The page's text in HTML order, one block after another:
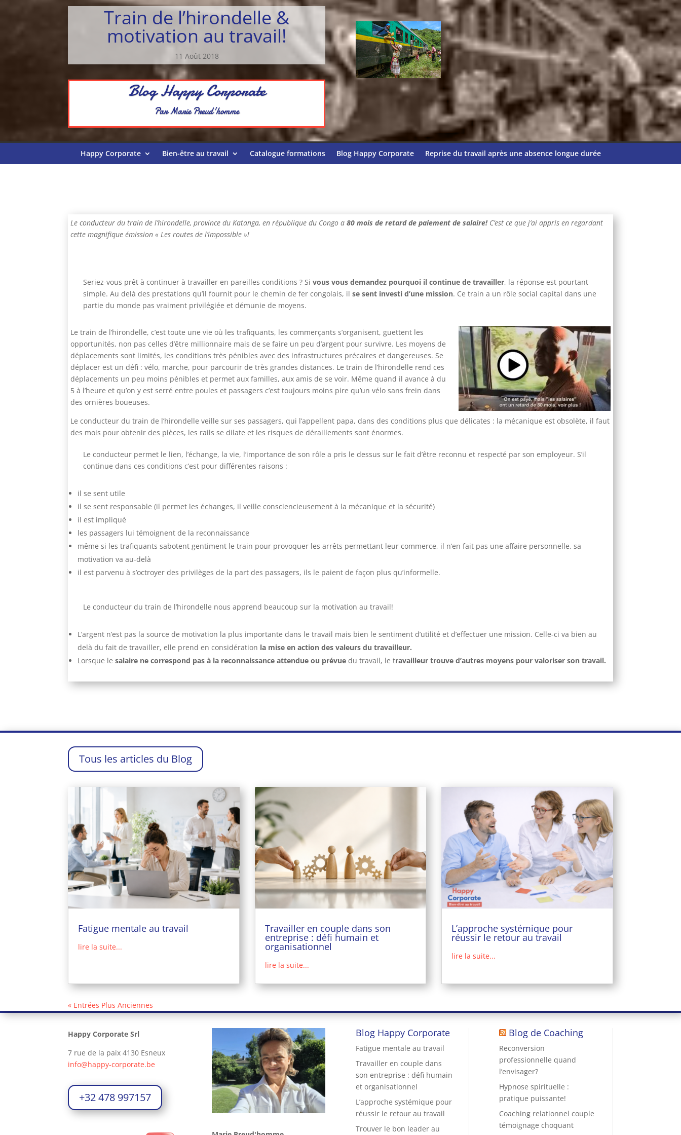
Train de l’hirondelle &
motivation au travail!
11 Août 2018
Blog Happy Corporate
Par Marie Preud'homme
Happy Corporate Bien-être au travail Catalogue formations Blog Happy Corporate Reprise du travail après une absence longue durée
Le conducteur du train de l’hirondelle, province du Katanga, en république du Congo a80 mois de retard de paiement de salaire!C’est ce que j’ai appris en regardant
cette magnifique émission « Les routes de l’impossible »!
Seriez-vous prêt à continuer à travailler en pareilles conditions ? Sivous vous demandez pourquoi il continue de travailler, la réponse est pourtant
simple. Au delà des prestations qu’il fournit pour le chemin de fer congolais, ilse sent investi d’une mission. Ce train a un rôle social capital dans une
partie du monde pas vraiment privilégiée et démunie de moyens.
Le train de l’hirondelle, c’est toute une vie où les trafiquants, les commerçants s’organisent, guettent les
opportunités, non pas celles d’être millionnaire mais de se faire un peu d’argent pour survivre. Les moyens de
déplacements sont limités, les conditions très pénibles avec des infrastructures précaires et dangereuses. Se
déplacer est un défi : vélo, marche, pour parcourir de très grandes distances. Le train de l’hirondelle rend ces
déplacements un peu moins pénibles et permet aux familles, aux amis de se voir. Même quand il avance à du
5 à l’heure et qu’on y est serré entre poules et passagers c’est toujours moins pire qu’un vélo sans frein dans
des ornières boueuses.
Le conducteur du train de l’hirondelle veille sur ses passagers, qui l’appellent papa, dans des conditions plus que délicates : la mécanique est obsolète, il faut
des mois pour obtenir des pièces, les rails se dilate et les risques de déraillements sont énormes.
Le conducteur permet le lien, l’échange, la vie, l’importance de son rôle a pris le dessus sur le fait d’être reconnu et respecté par son employeur. S’il
continue dans ces conditions c’est pour différentes raisons :
il se sent utile
il se sent responsable (il permet les échanges, il veille consciencieusement à la mécanique et la sécurité)
il est impliqué
les passagers lui témoignent de la reconnaissance
même si les trafiquants sabotent gentiment le train pour provoquer les arrêts permettant leur commerce, il n’en fait pas une affaire personnelle, sa
motivation va au-delà
il est parvenu à s’octroyer des privilèges de la part des passagers, ils le paient de façon plus qu’informelle.
Le conducteur du train de l’hirondelle nous apprend beaucoup sur la motivation au travail!
L’argent n’est pas la source de motivation la plus importante dans le travail mais bien le sentiment d’utilité et d’effectuer une mission. Celle-ci va bien au
delà du fait de travailler, elle prend en considération la mise en action des valeurs du travailleur.
Lorsque lesalaire ne correspond pas à la reconnaissance attendue ou prévue du travail, le travailleur trouve d’autres moyens pour valoriser son travail.
Tous les articles du Blog
Fatigue mentale au travail
lire la suite...
Travailler en couple dans son
entreprise : défi humain et
organisationnel
lire la suite...
L’approche systémique pour
réussir le retour au travail
lire la suite...
« Entrées Plus Anciennes
Happy Corporate Srl
7 rue de la paix 4130 Esneux
info@happy-corporate.be
+32 478 997157
Blog Happy Corporate
Fatigue mentale au travail
Travailler en couple dans
son entreprise : défi humain
et organisationnel
L’approche systémique pour
réussir le retour au travail
Trouver le bon leader au
Blog de Coaching
Reconversion
professionnelle quand
l’envisager?
Hypnose spirituelle :
pratique puissante!
Coaching relationnel couple
témoignage choquant